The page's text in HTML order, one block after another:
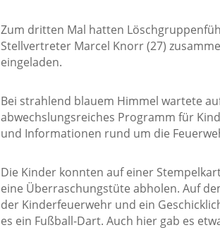
Zum dritten Mal hatten
Stellvertreter Marcel Knorr (27)
eingeladen.
Bei strahlend blauem Himmel wartete
abwechslungsreiches Programm für
und Informationen rund um die
Die Kinder konnten auf einer
eine Überraschungstüte abholen. Auf
der Kinderfeuerwehr und ein
es ein Fußball-Dart. Auch hier gab es